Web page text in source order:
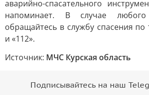
аварийно-спасательного
напоминает. В случае любого
обращайтесь в службу спасения по
и «112».
Источник: МЧС Курская область
Подписывайтесь на наш